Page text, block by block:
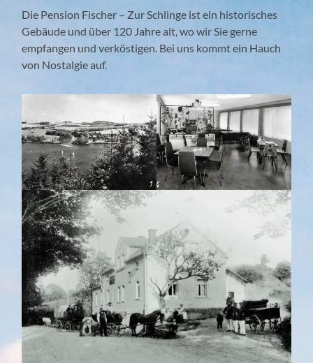
Die Pension Fischer – Zur Schlinge ist ein historisches
Gebäude und über 120 Jahre alt, wo wir Sie gerne
empfangen und verköstigen. Bei uns kommt ein Hauch
von Nostalgie auf.